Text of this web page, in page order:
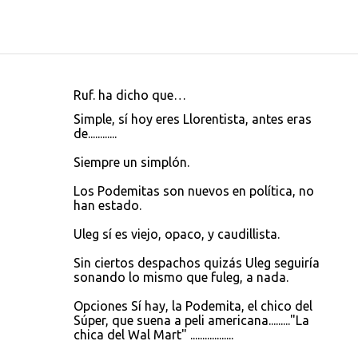
Ruf. ha dicho que…
Simple, sí hoy eres Llorentista, antes eras
de............
Siempre un simplón.
Los Podemitas son nuevos en política, no
han estado.
Uleg sí es viejo, opaco, y caudillista.
Sin ciertos despachos quizás Uleg seguiría
sonando lo mismo que fuleg, a nada.
Opciones Sí hay, la Podemita, el chico del
Súper, que suena a peli americana........."La
chica del Wal Mart" ..................